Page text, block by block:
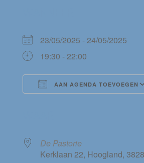
23/05/2025 - 24/05/2025
19:30 - 22:00
AAN AGENDA TOEVOEGEN
De Pastorie
Kerklaan 22, Hoogland,